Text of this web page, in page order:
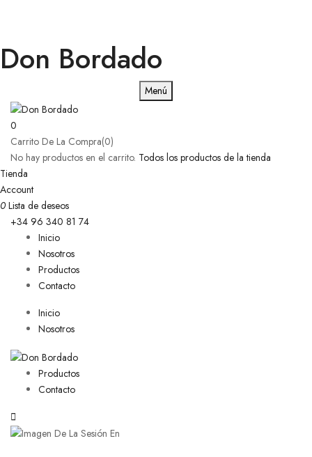
Don Bordado
Menú
0
Carrito De La Compra(0)
No hay productos en el carrito. Todos los productos de la tienda
Tienda
Account
0 Lista de deseos
+34 96 340 81 74
Inicio
Nosotros
Productos
Contacto
Inicio
Nosotros
Productos
Contacto